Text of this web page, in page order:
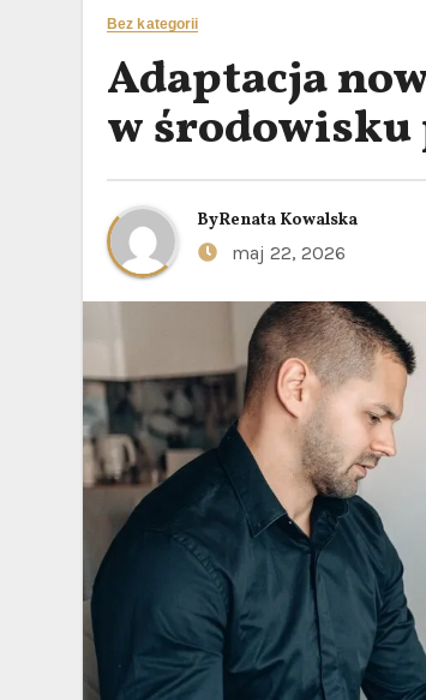
Bez kategorii
Adaptacja
w
ByRenata Kowalska
maj 22, 2026